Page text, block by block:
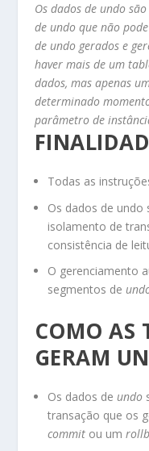
Os dados de undo
de undo que não
de undo gerados e
haver mais de um
dados, mas apenas
determinado
parâmetro de
Todas as
Os dados de undo
isolamento de
consistência de
O gerenciamento
segmentos de
COMO AS
GERAM
Os dados de undo
transação que os
commitou um